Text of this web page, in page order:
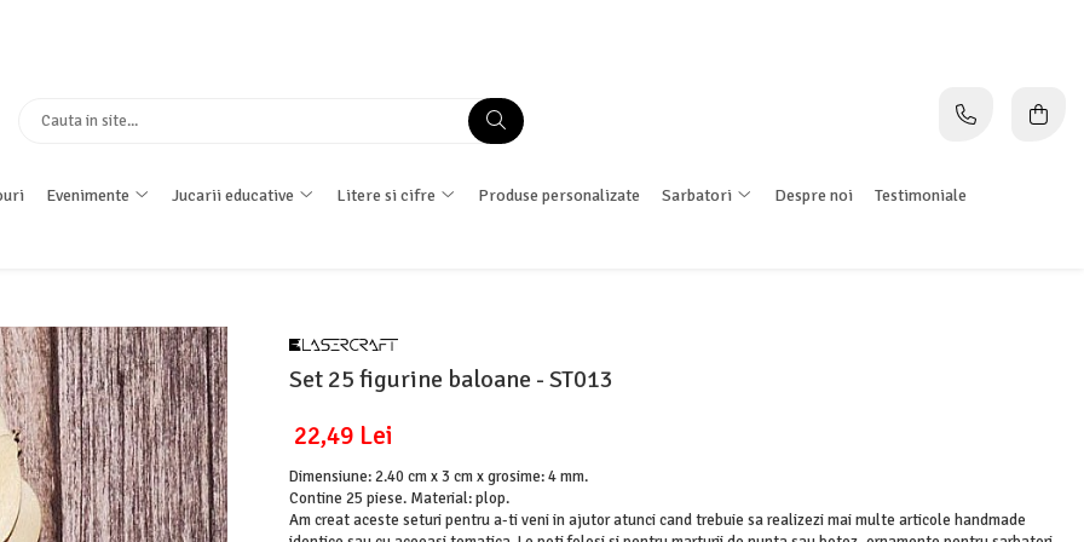
Evenimente Jucarii educative Litere si cifre Produse personalizate Sarbatori Despre noi Testimoniale
Set 25 figurine baloane - ST013
22,49 Lei
Dimensiune: 2.40 cm x 3 cm x grosime: 4 mm.
Contine 25 piese. Material: plop.
Am creat aceste seturi pentru a-ti veni in ajutor atunci cand trebuie sa realizezi mai multe articole handmade